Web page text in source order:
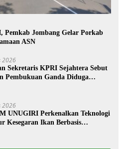
Pemkab Jombang Gelar Porkab
ASN
2026
Sekretaris KPRI Sejahtera Sebut
Pembukuan Ganda Diduga
2026
UNUGIRI Perkenalkan Teknologi
Kesegaran Ikan Berbasis